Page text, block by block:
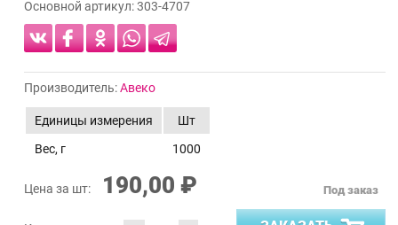
Основной артикул:303-4707
Производитель:Авеко
Единицы измерения
Шт
Вес, г
1000
Цена за шт: 190,00 ₽ Под заказ